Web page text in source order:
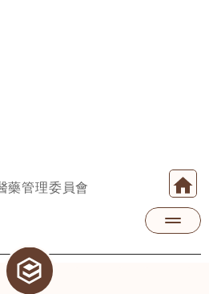
藥管理委員會
Copyright 2026© All rights